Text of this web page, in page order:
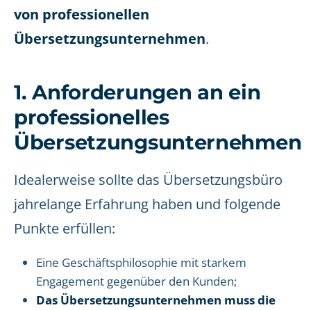
von professionellen
Übersetzungsunternehmen.
1. Anforderungen an ein
professionelles
Übersetzungsunternehmen
Idealerweise sollte das Übersetzungsbüro
jahrelange Erfahrung haben und folgende
Punkte erfüllen:
Eine Geschäftsphilosophie mit starkem
Engagement gegenüber den Kunden;
Das Übersetzungsunternehmen muss die